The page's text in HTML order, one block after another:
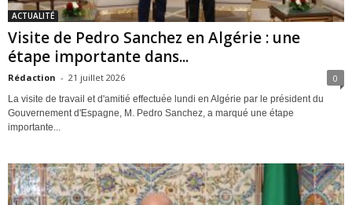
ACTUALITÉ
Visite de Pedro Sanchez en Algérie : une
étape importante dans...
Rédaction - 21 juillet 2026 0
La visite de travail et d'amitié effectuée lundi en Algérie par le président du
Gouvernement d'Espagne, M. Pedro Sanchez, a marqué une étape
importante...